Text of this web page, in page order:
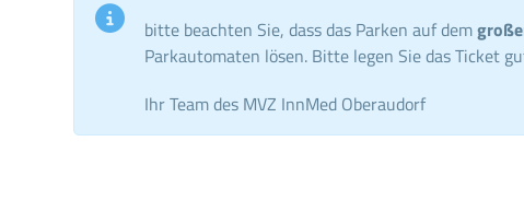
bitte beachten Sie, dass das Parken auf dem
Parkautomaten lösen. Bitte legen Sie das Ticket
Ihr Team des MVZ InnMed Oberaudorf